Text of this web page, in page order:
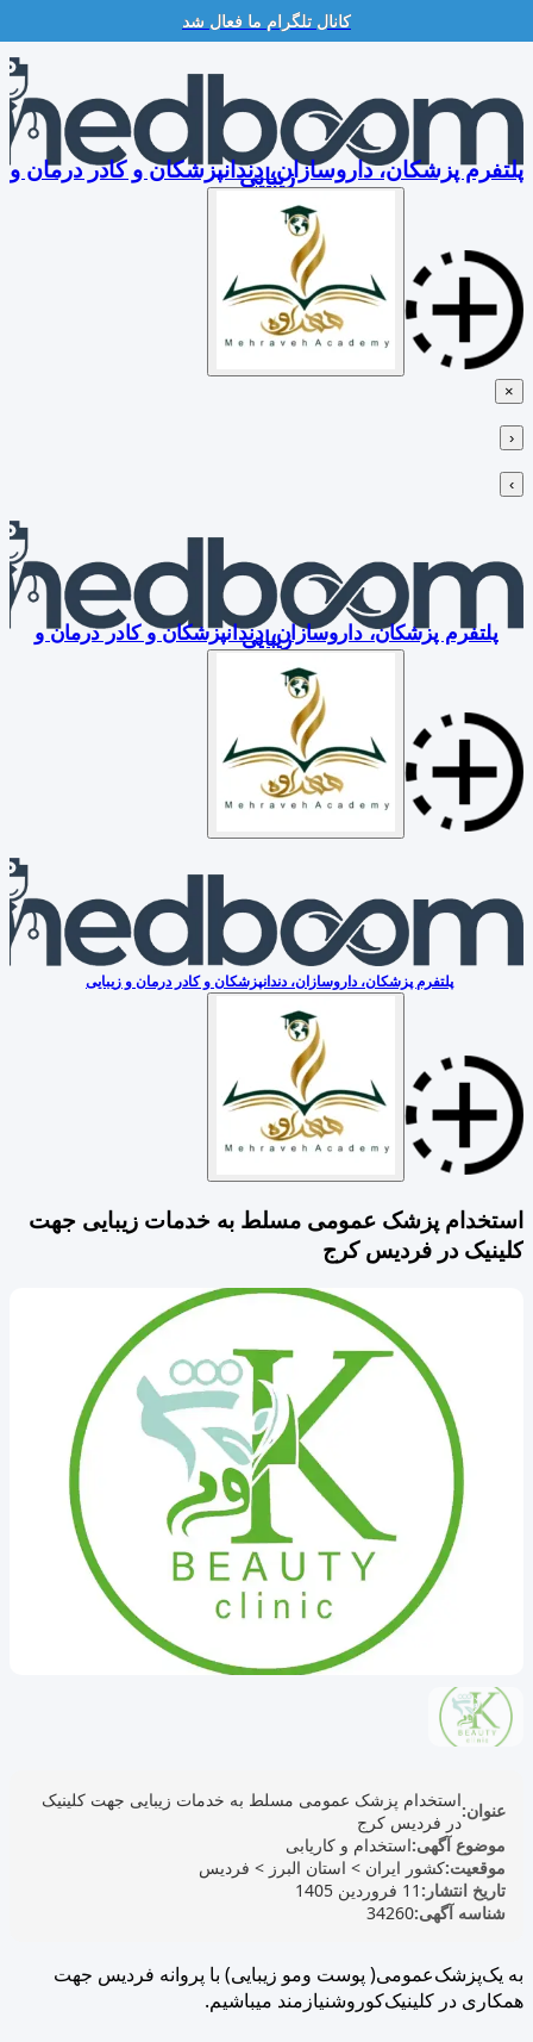
کانال تلگرام ما فعال شد
Skip
content
پلتفرم پزشکان، داروسازان، دندانپزشکان و کادر درمان و
زیبایی
×
‹
›
پلتفرم پزشکان، داروسازان، دندانپزشکان و کادر درمان و
زیبایی
پلتفرم پزشکان، داروسازان، دندانپزشکان و کادر درمان و زیبایی
استخدام پزشک عمومی مسلط به خدمات زیبایی جهت
کلینیک در فردیس کرج
عنوان:استخدام پزشک عمومی مسلط به خدمات زیبایی جهت کلینیک
در فردیس کرج
موضوع آگهی:استخدام و کاریابی
موقعیت:کشور ایران > استان البرز > فردیس
تاریخ انتشار: 11 فروردین 1405
شناسه آگهی:34260
به یک‌پزشک‌‌عمومی( پوست و‌مو زیبایی) با پروانه فردیس جهت
همکاری در کلینیک‌کوروشنیازمند میباشیم.